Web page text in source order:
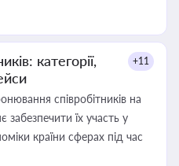
категорії,
+11
співробітників на
забезпечити їх участь у
країни сферах під час